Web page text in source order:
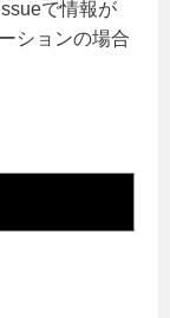
で情報が
ションの場合